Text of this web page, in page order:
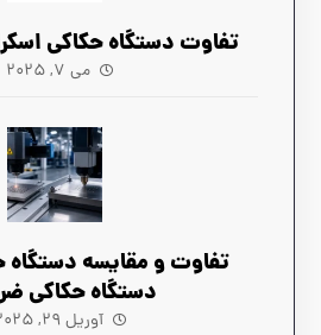
تفاوت دستگاه حکاکی
می ۷, ۲۰۲۵
تفاوت و مقایسه دستگاه
دستگاه حکاکی
آوریل ۲۹, ۲۰۲۵